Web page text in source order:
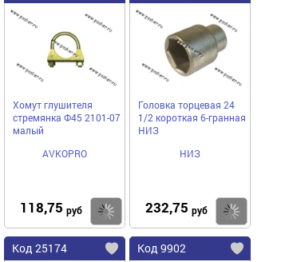
Хомут глушителя
стремянка Ф45 2101-07
малый
AVKOPRO
118,75 руб Купить
Головка торцевая 24
1/2 короткая 6-гранная
НИЗ
НИЗ
232,75 руб
Код 25174 Код 9902